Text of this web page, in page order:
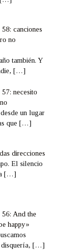
canciones
no
también. Y
[…]
necesito
un lugar
que[…]
direcciones
El silencio
[…]
And the
happy»
disquería,[…]